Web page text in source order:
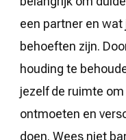
een partner en
behoeften zijn.
houding te
jezelf de ruimte
ontmoeten en
doen. Wees niet